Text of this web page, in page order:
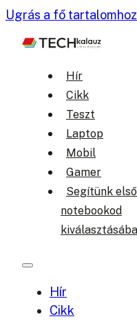
Ugrás a fő tartalomhoz
Hír
Cikk
Teszt
Laptop
Mobil
Gamer
Segítünk első
notebookod
Hír
Cikk